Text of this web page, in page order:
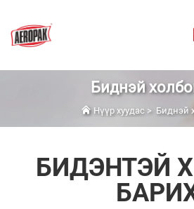
Биднэй
Нүүр хуудас > Биднэй
БИДЭНТЭЙ